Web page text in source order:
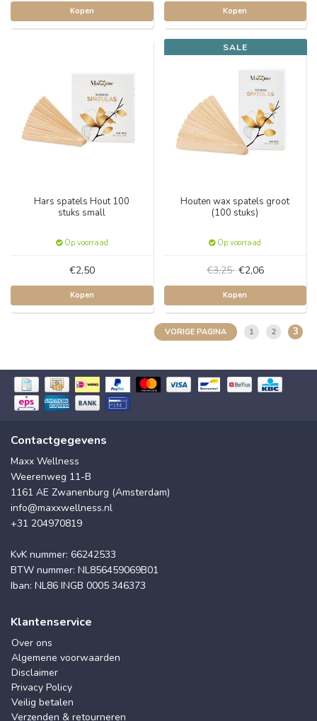
Kopen Kopen
Hars spatels Hout 100
stuks small
Op voorraad
€2,50
Kopen
SALE
Houten wax spatels groot
(100 stuks)
Op voorraad
€3,25 €2,06
Kopen
VORIGE PAGINA 1 2 3
Contactgegevens
Maxx Wellness
Weerenweg 11-B
1161 AE Zwanenburg (Amsterdam)
info@maxxwellness.nl
+31 204970819
KvK nummer: 66242533
BTW nummer: NL856459069B01
Iban: NL86 INGB 0005 346373
Klantenservice
Over ons
Algemene voorwaarden
Disclaimer
Privacy Policy
Veilig betalen
Verzenden & retourneren